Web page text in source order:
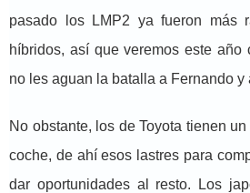
pasado los LMP2 ya fueron más
híbridos, así que veremos este año
no les aguan la batalla a Fernando y
No obstante, los de Toyota tienen
coche, de ahí esos lastres para
dar oportunidades al resto. Los